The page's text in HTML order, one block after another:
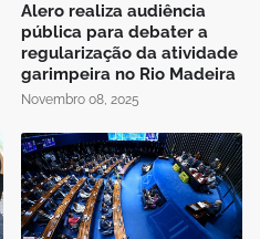
Alero realiza audiência
pública para debater a
regularização da atividade
garimpeira no Rio Madeira
Novembro 08, 2025